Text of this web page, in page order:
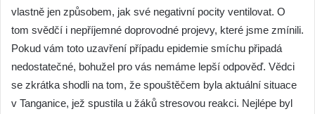
vlastně jen způsobem, jak své negativní pocity ventilovat. O
tom svědčí i nepříjemné doprovodné projevy, které jsme zmínili.
Pokud vám toto uzavření případu epidemie smíchu připadá
nedostatečné, bohužel pro vás nemáme lepší odpověď. Vědci
se zkrátka shodli na tom, že spouštěčem byla aktuální situace
v Tanganice, jež spustila u žáků stresovou reakci. Nejlépe byl